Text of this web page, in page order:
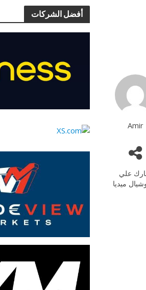
أفضل الشركات
Amir
علي
ميديا